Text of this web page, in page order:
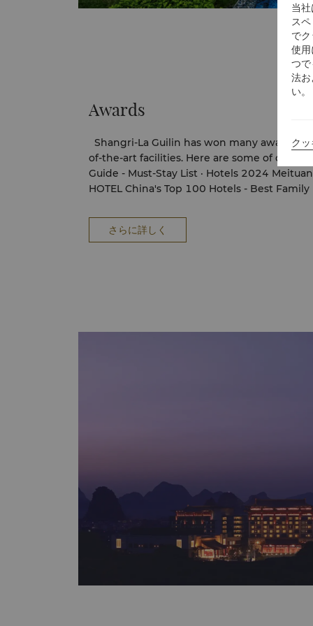
Awards
Shangri-La Guilin has won many awards
of-the-art facilities. Here are some of our most
Guide - Must-Stay List · Hotels 2024 Meituan & Dianping MUST-STAY
HOTEL China's Top 100 Hotels - Best Family Resort Hotel Award Fliggy
2024 Meituan Hotel · Popular Meituan
Palace The 2023 Top 100 Hotels Selection - Best Conference and
contact the Director of Sales & Marketing:
(86 773)269 8888
さらに詳しく
当
ス
で
使
つ
法
い。
ク